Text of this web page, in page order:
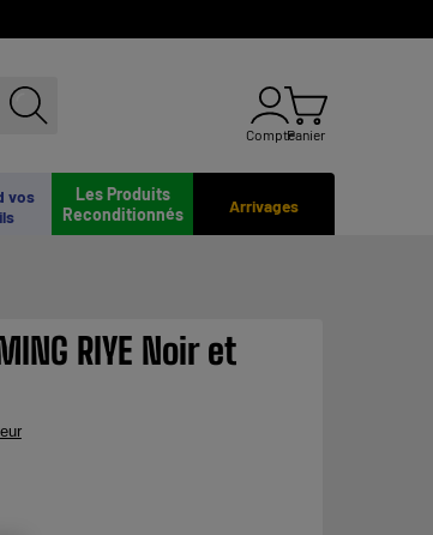
ComptePanier
Arrivages
Les Produits
Reconditionnés
vos
RIYE Noir et